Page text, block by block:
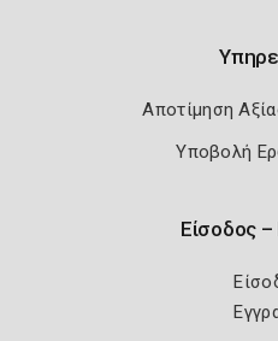
Αποτίμηση
Υποβολή
Είσοδος